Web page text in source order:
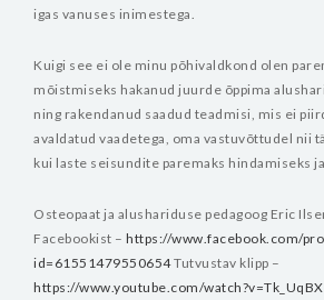
igas vanuses inimestega.
Kuigi see ei ole minu põhivaldkond olen
mõistmiseks hakanud juurde õppima
ning rakendanud saadud teadmisi, mis ei
avaldatud vaadetega, oma vastuvõttudel nii
kui laste seisundite paremaks hindamiseks
Osteopaat ja alushariduse pedagoog Eric
Facebookist – https://www.facebook.com/
id=61551479550654Tutvustav klipp –
https://www.youtube.com/